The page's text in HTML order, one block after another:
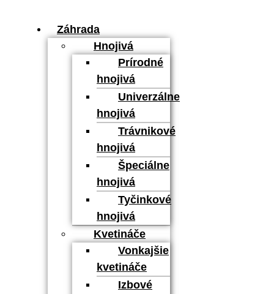
Záhrada
Hnojivá
Prírodné
hnojivá
Univerzálne
hnojivá
Trávnikové
hnojivá
Špeciálne
hnojivá
Tyčinkové
hnojivá
Kvetináče
Vonkajšie
kvetináče
Izbové